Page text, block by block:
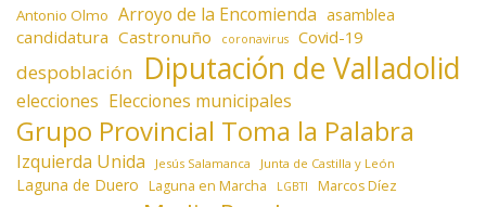
Antonio Olmo Arroyo de la Encomienda asamblea
candidatura Castronuño coronavirus Covid-19
despoblación Diputación de Valladolid
elecciones Elecciones municipales
Grupo Provincial Toma la Palabra
Izquierda Unida Jesús Salamanca Junta de Castilla y León
Laguna de Duero Laguna en Marcha LGBTI Marcos Díez